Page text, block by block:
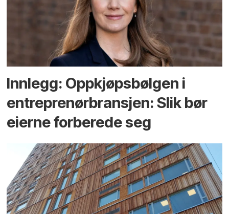
Innlegg: Oppkjøps­bølgen i
entreprenør­bransjen: Slik bør
eierne forberede seg